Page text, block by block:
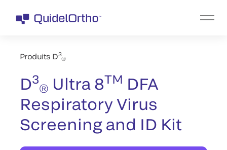
Produits D3
®
D3
® Ultra 8TM DFA
Respiratory Virus
Screening and ID Kit